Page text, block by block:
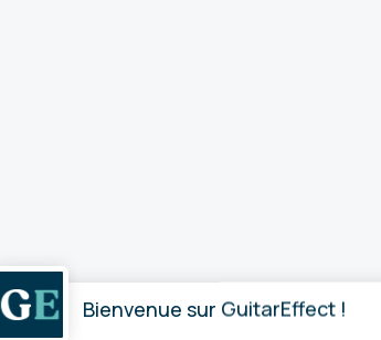
Bienvenue sur GuitarEffect !